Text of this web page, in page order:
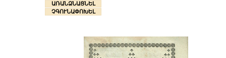
ԱՌԱՆՁՆԱՑՆԵԼ
ՉԳՈՒՆԱՓՈԽԵԼ